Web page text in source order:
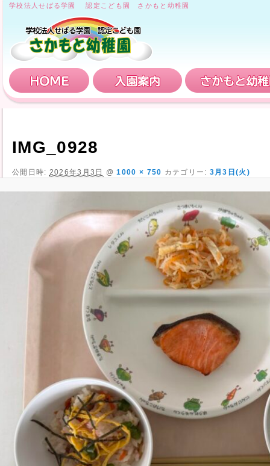
学校法人せばる学園 認定こども園 さかもと幼稚園
HOME 入園案内
IMG_0928
公開日時: 2026年3月3日 @1000 × 750 カテゴリー: 3月3日(火)